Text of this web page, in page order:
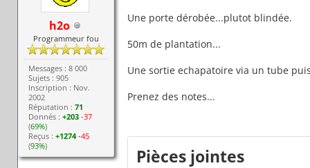
h2o
Programmeur fou
Messages : 8 000
Sujets : 905
Inscription : Nov.
2002
Réputation :71
Donnés :+203 -37
(69%)
Reçus :+1274 -45
(93%)
Une porte dérobée...plutot blindée.
50m de plantation...
Une sortie echapatoire via un tube
Prenez des notes...
Pièces jointes